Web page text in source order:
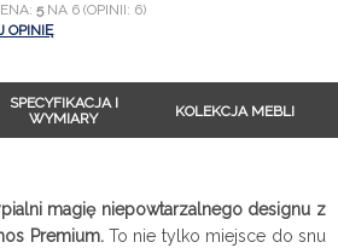
5NA 6 (OPINII: 6)
OPINIĘ
SPECYFIKACJA I
WYMIARY
KOLEKCJA MEBLI
magię niepowtarzalnego designu z
Premium.To nie tylko miejsce do snu